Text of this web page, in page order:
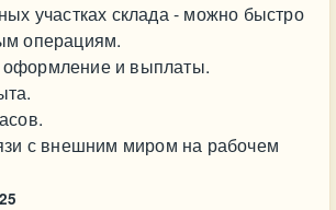
участках склада - можно быстро
операциям.
и выплаты.
с внешним миром на рабочем